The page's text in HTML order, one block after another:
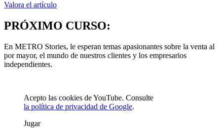
Valora el artículo
PRÓXIMO CURSO:
En METRO Stories, le esperan temas apasionantes sobre la venta al
por mayor, el mundo de nuestros clientes y los empresarios
independientes.
Acepto las cookies de YouTube. Consulte
la política de privacidad de Google.
Jugar